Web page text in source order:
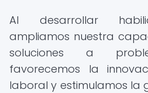
Al desarrollar
ampliamos nuestra
soluciones a
favorecemos la
laboral y estimulamos la